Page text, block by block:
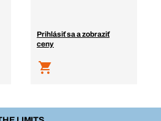
Prihlásiť sa a zobraziť
ceny